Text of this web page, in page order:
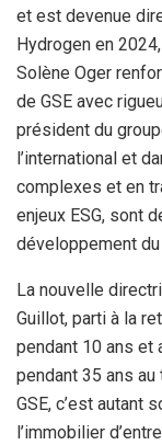
et est devenue
Hydrogen en
Solène Oger
de GSE avec
président du
l’international et
complexes et en
enjeux ESG, sont
développement du
La nouvelle
Guillot, parti à la
pendant 10 ans et
pendant 35 ans au
GSE, c’est autant
l’immobilier